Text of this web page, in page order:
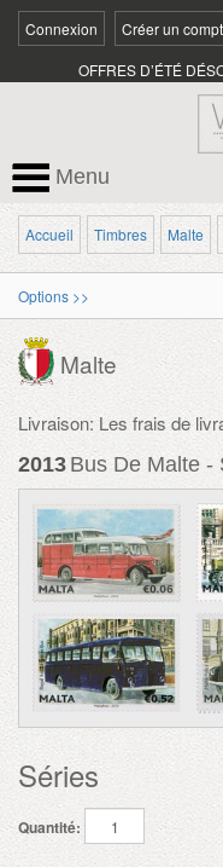
Connexion Créer un
OFFRES D’ÉTÉ
Menu
Accueil Timbres Malte
Options >>
Malte
Livraison: Les frais de
2013 Bus De Malte -
Séries
Quantité: